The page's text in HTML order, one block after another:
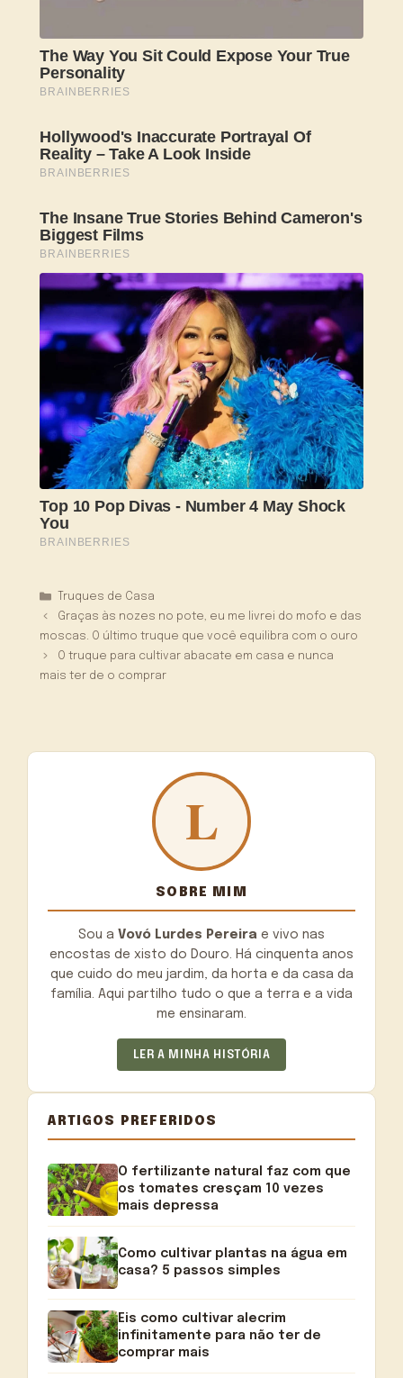
Categorias
Truques de Casa
Graças às nozes no pote, eu me livrei do mofo e das
moscas. O último truque que você equilibra com o ouro
O truque para cultivar abacate em casa e nunca
mais ter de o comprar
SOBRE MIM
Sou a Vovó Lurdes Pereira e vivo nas
encostas de xisto do Douro. Há cinquenta anos
que cuido do meu jardim, da horta e da casa da
família. Aqui partilho tudo o que a terra e a vida
me ensinaram.
LER A MINHA HISTÓRIA
ARTIGOS PREFERIDOS
O fertilizante natural faz com que
os tomates cresçam 10 vezes
mais depressa
Como cultivar plantas na água em
casa? 5 passos simples
Eis como cultivar alecrim
infinitamente para não ter de
comprar mais